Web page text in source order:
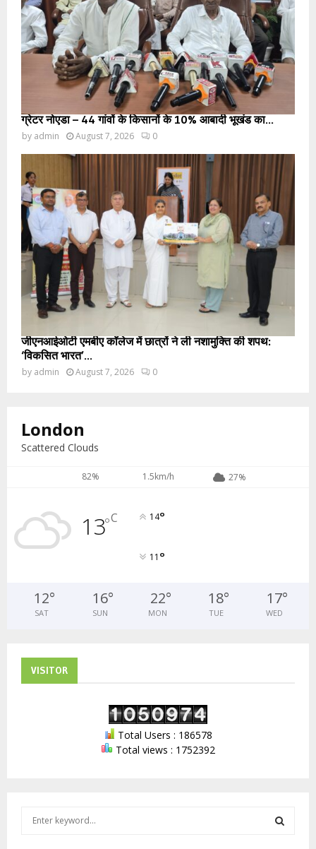
ग्रेटर नोएडा – 44 गांवों के किसानों के 10% आबादी भूखंड का...
by admin August 7, 2026 0
जीएनआईओटी एमबीए कॉलेज में छात्रों ने ली नशामुक्ति की शपथ:
‘विकसित भारत’...
by admin August 7, 2026 0
London
Scattered Clouds
82% 1.5km/h 27%
13°C 14°
11 °
12°
SAT
16°
SUN
22°
MON
18°
TUE
17°
WED
VISITOR
Total Users : 186578
Total views : 1752392